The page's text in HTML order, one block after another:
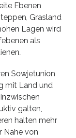
Ebenen
Grasland
Lagen wird
als
Sowjetunion
mit Land und
galten,
halten mehr
Nähe von